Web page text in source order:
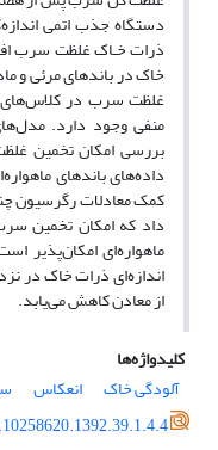
دستگاه جذب اتمی
ذرات خـاک غلظت سرب
غلظت سرب در کلاس‌های
منفی وجود دارد.
بررسی امکان تخمین
داده‌های باندهای
کمک معادلات رگرسیون
داد که امکان تخمین
ماهواره‌ای
اندازه‌ای ذرات خاک در
از معادن کاهش می‌یابد.
کلیدواژه‌ها
آلودگی خاک
انعکاس